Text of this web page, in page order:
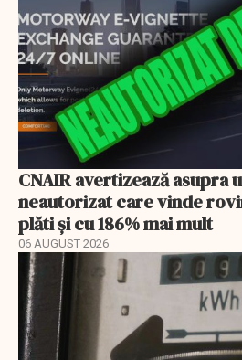
CNAIR avertizează asupra
neautorizat care vinde
plăti și cu 186% mai mult
06 AUGUST 2026